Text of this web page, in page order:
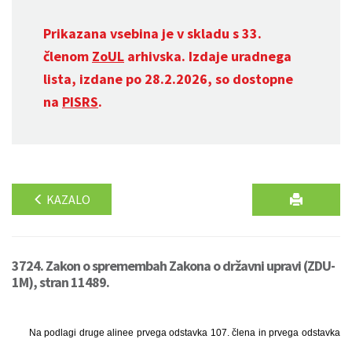
Prikazana vsebina je v skladu s 33.
členom ZoUL arhivska. Izdaje uradnega
lista, izdane po 28.2.2026, so dostopne
na PISRS.
KAZALO
3724. Zakon o spremembah Zakona o državni upravi (ZDU-
1M), stran 11489.
Na podlagi druge alinee prvega odstavka 107. člena in prvega odstavka